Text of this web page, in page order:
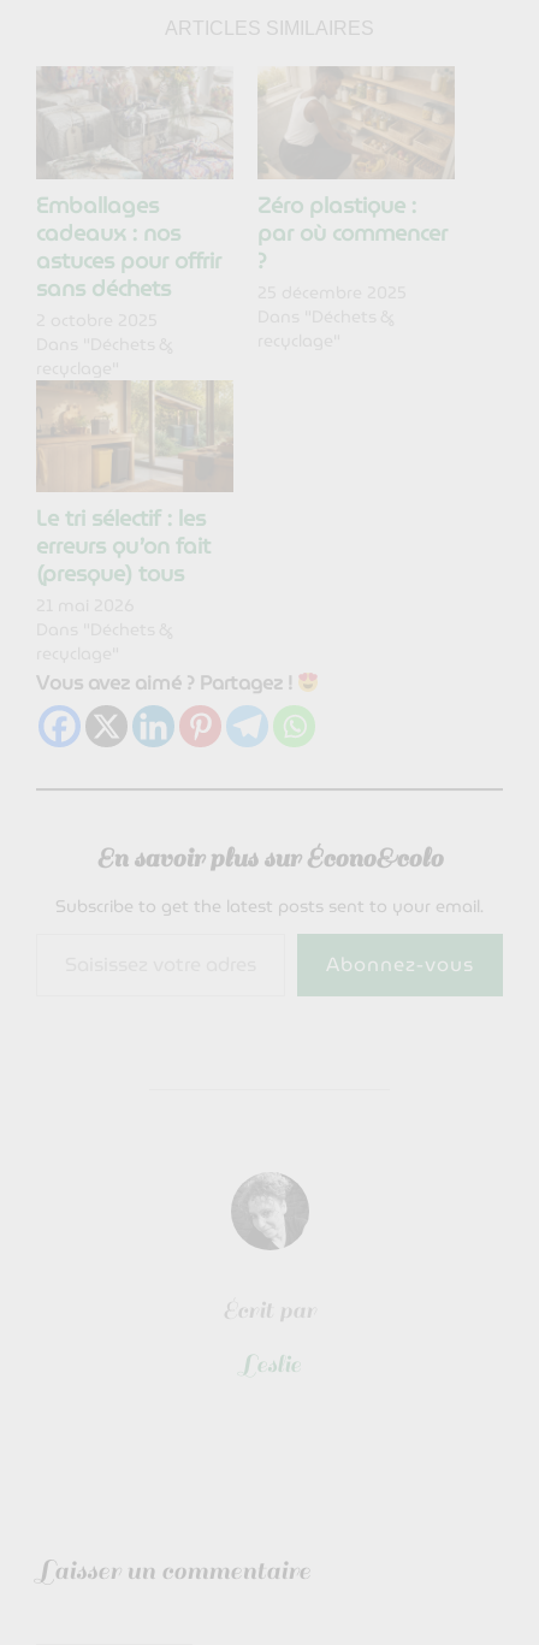
ARTICLES SIMILAIRES
Emballages
cadeaux : nos
astuces pour offrir
sans déchets
Zéro plastique :
par où commencer
?
Le tri sélectif : les
erreurs qu’on fait
(presque) tous
Vous avez aimé ? Partagez !
En savoir plus sur Écono&colo
Subscribe to get the latest posts sent to your email.
Abonnez-vous
auteur de la publication
écrit par
Leslie
laisser un commentaire